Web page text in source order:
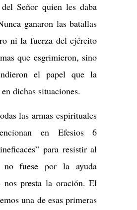
del Señor quien les daba
ganaron las batallas
ni la fuerza del ejército
que esgrimieron, sino
el papel que la
dichas situaciones.
las armas espirituales
en Efesios 6
para resistir al
no fuese por la ayuda
nos presta la oración. El
una de esas primeras